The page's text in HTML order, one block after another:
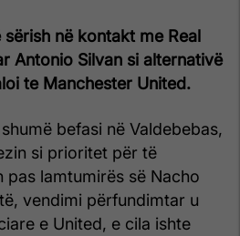
në kontakt me Real
Antonio Silvan si alternativë
te Manchester United.
befasi në Valdebebas,
si prioritet për të
lamtumirës së Nacho
vendimi përfundimtar u
e United, e cila ishte